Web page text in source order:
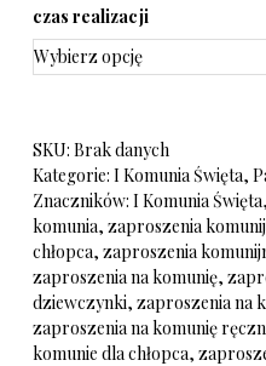
czas realizacji
SKU:Brak danych
Kategorie:I Komunia Święta,
Znaczników:I Komunia Święta
komunia,zaproszenia
chłopca,zaproszenia
zaproszenia na komunię,
dziewczynki,zaproszenia na
zaproszenia na komunię
komunie dla chłopca,